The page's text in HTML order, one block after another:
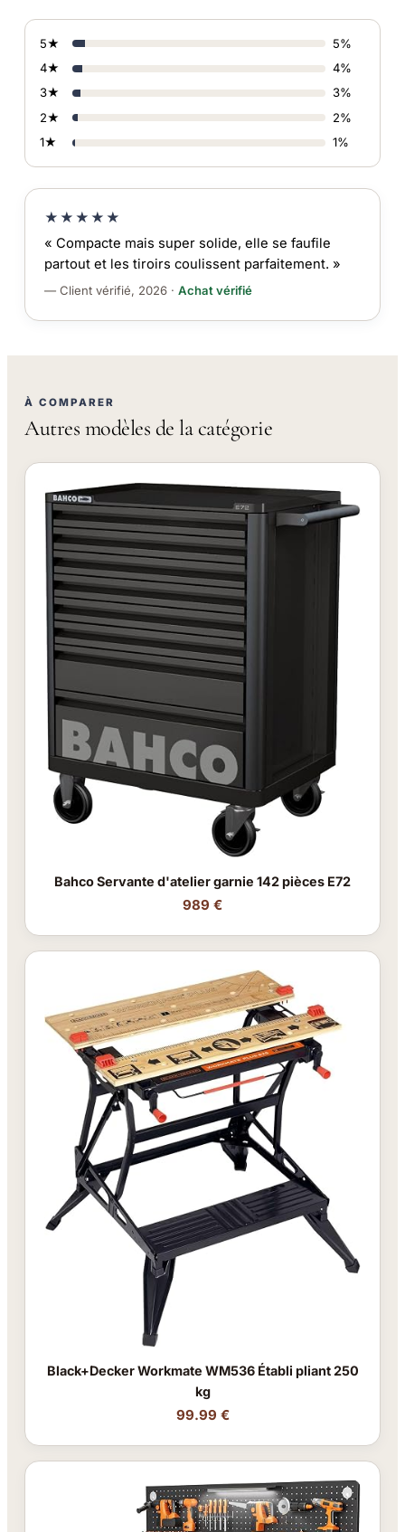
5★
5%
4★
4%
3★
3%
2★
2%
1★
1%
★★★★★
« Compacte mais super solide, elle se faufile
partout et les tiroirs coulissent parfaitement. »
— Client vérifié, 2026 · Achat vérifié
À COMPARER
Autres modèles de la catégorie
Bahco Servante d'atelier garnie 142 pièces E72
989 €
Black+Decker Workmate WM536 Établi pliant 250
kg
99.99 €